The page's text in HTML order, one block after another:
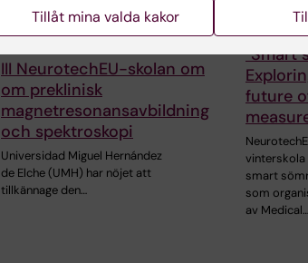
III NeurotechEU-skolan om
om preklinisk
magnetresonansavbildning
och spektroskopi
Universidad Miguel Hernández
de Elche (UMH) har nöjet att
tillkännage den…
"Smart
future
vinterskola
smart
som
av Medical…
Tillåt mina valda kakor